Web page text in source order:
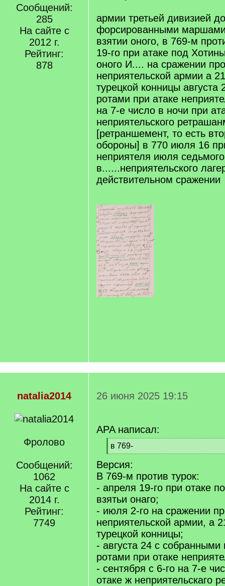
Сообщений:
285
На сайте с
2012 г.
Рейтинг:
878
армии третьей дивизией
форсированными маршами
взятии оного, в 769-м
19-го при атаке под
оного И.... на сражении
неприятельской армии а
турецкой конницы
ротами при атаке
на 7-е число в ночи при
неприятельского
[ретраншемент, то есть
обороны] в 770 июля 16
неприятеля июля
в......неприятельского
действительном сражении
natalia2014
Фролово
Сообщений:
1062
На сайте с
2014 г.
Рейтинг:
7749
26 июня 2025 19:15
APA написал:
[
q
]
в 769-
[
/
q
Версия:
В 769-м против турок:
- апреля 19-го при отаке
взятьи онаго;
- июля 2-го на сражении
неприятельской армии, а
турецкой конницы;
- августа 24 с собранными
ротами при отаке
- сентября с 6-го на 7-е
отаке ж неприятельскаго